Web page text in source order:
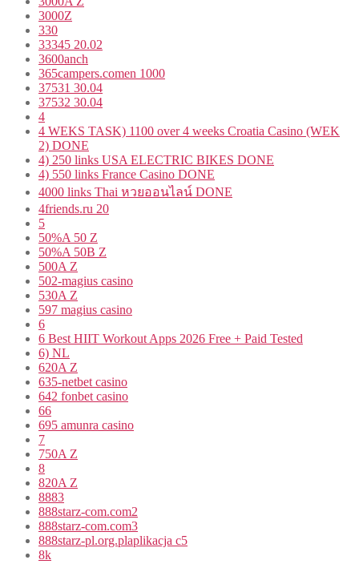
3000Z
330
33345 20.02
3600anch
365campers.comen 1000
37531 30.04
37532 30.04
4
4 WEKS TASK) 1100 over 4 weeks Croatia Casino (WEK
2) DONE
4) 250 links USA ELECTRIC BIKES DONE
4) 550 links France Casino DONE
4000 links Thai หวยออนไลน์ DONE
4friends.ru 20
5
50%A 50 Z
50%A 50B Z
500A Z
502-magius casino
530A Z
597 magius casino
6
6 Best HIIT Workout Apps 2026 Free + Paid Tested
6) NL
620A Z
635-netbet casino
642 fonbet casino
66
695 amunra casino
7
750A Z
8
820A Z
8883
888starz-com.com2
888starz-com.com3
888starz-pl.org.plaplikacja c5
8k